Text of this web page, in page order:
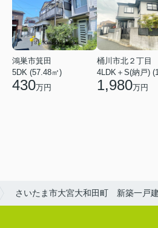
鴻巣市箕田
5DK (57.48㎡)
430万円
桶川市北２丁目
1,980万円
さいたま市大宮大和田町 新築一